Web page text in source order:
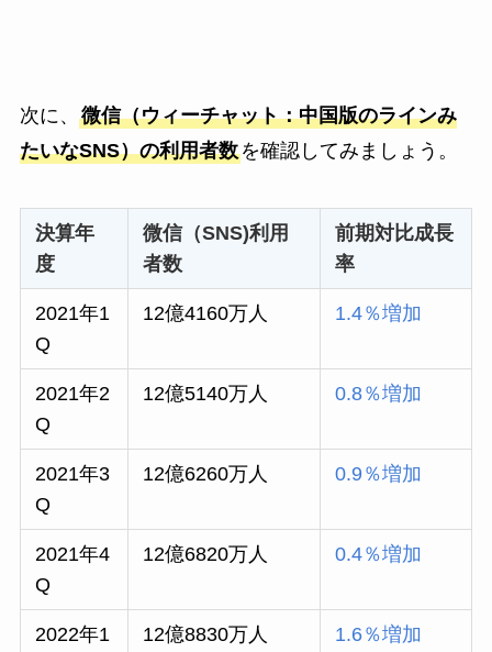
次に、 微信（ウィーチャット：中国版のラインみ
たいなSNS）の利用者数を確認してみましょう。
決算年
度
微信（SNS)利用
者数
前期対比成長
率
2021年1
Q
12億4160万人 1.4％増加
2021年2
Q
12億5140万人 0.8％増加
2021年3
Q
12億6260万人 0.9％増加
2021年4
Q
12億6820万人 0.4％増加
2022年1
12億8830万人 1.6％増加